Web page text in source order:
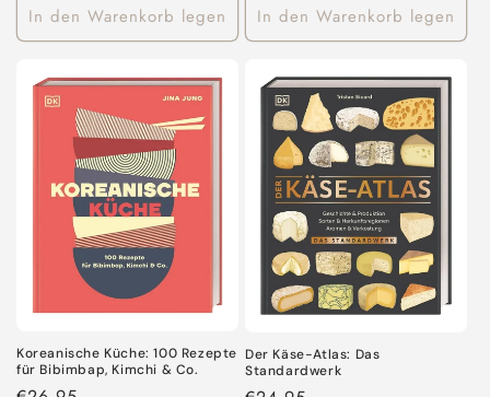
In den Warenkorb legen In den Warenkorb legen
Koreanische Küche: 100 Rezepte
für Bibimbap, Kimchi & Co.
Der Käse-Atlas: Das
Standardwerk